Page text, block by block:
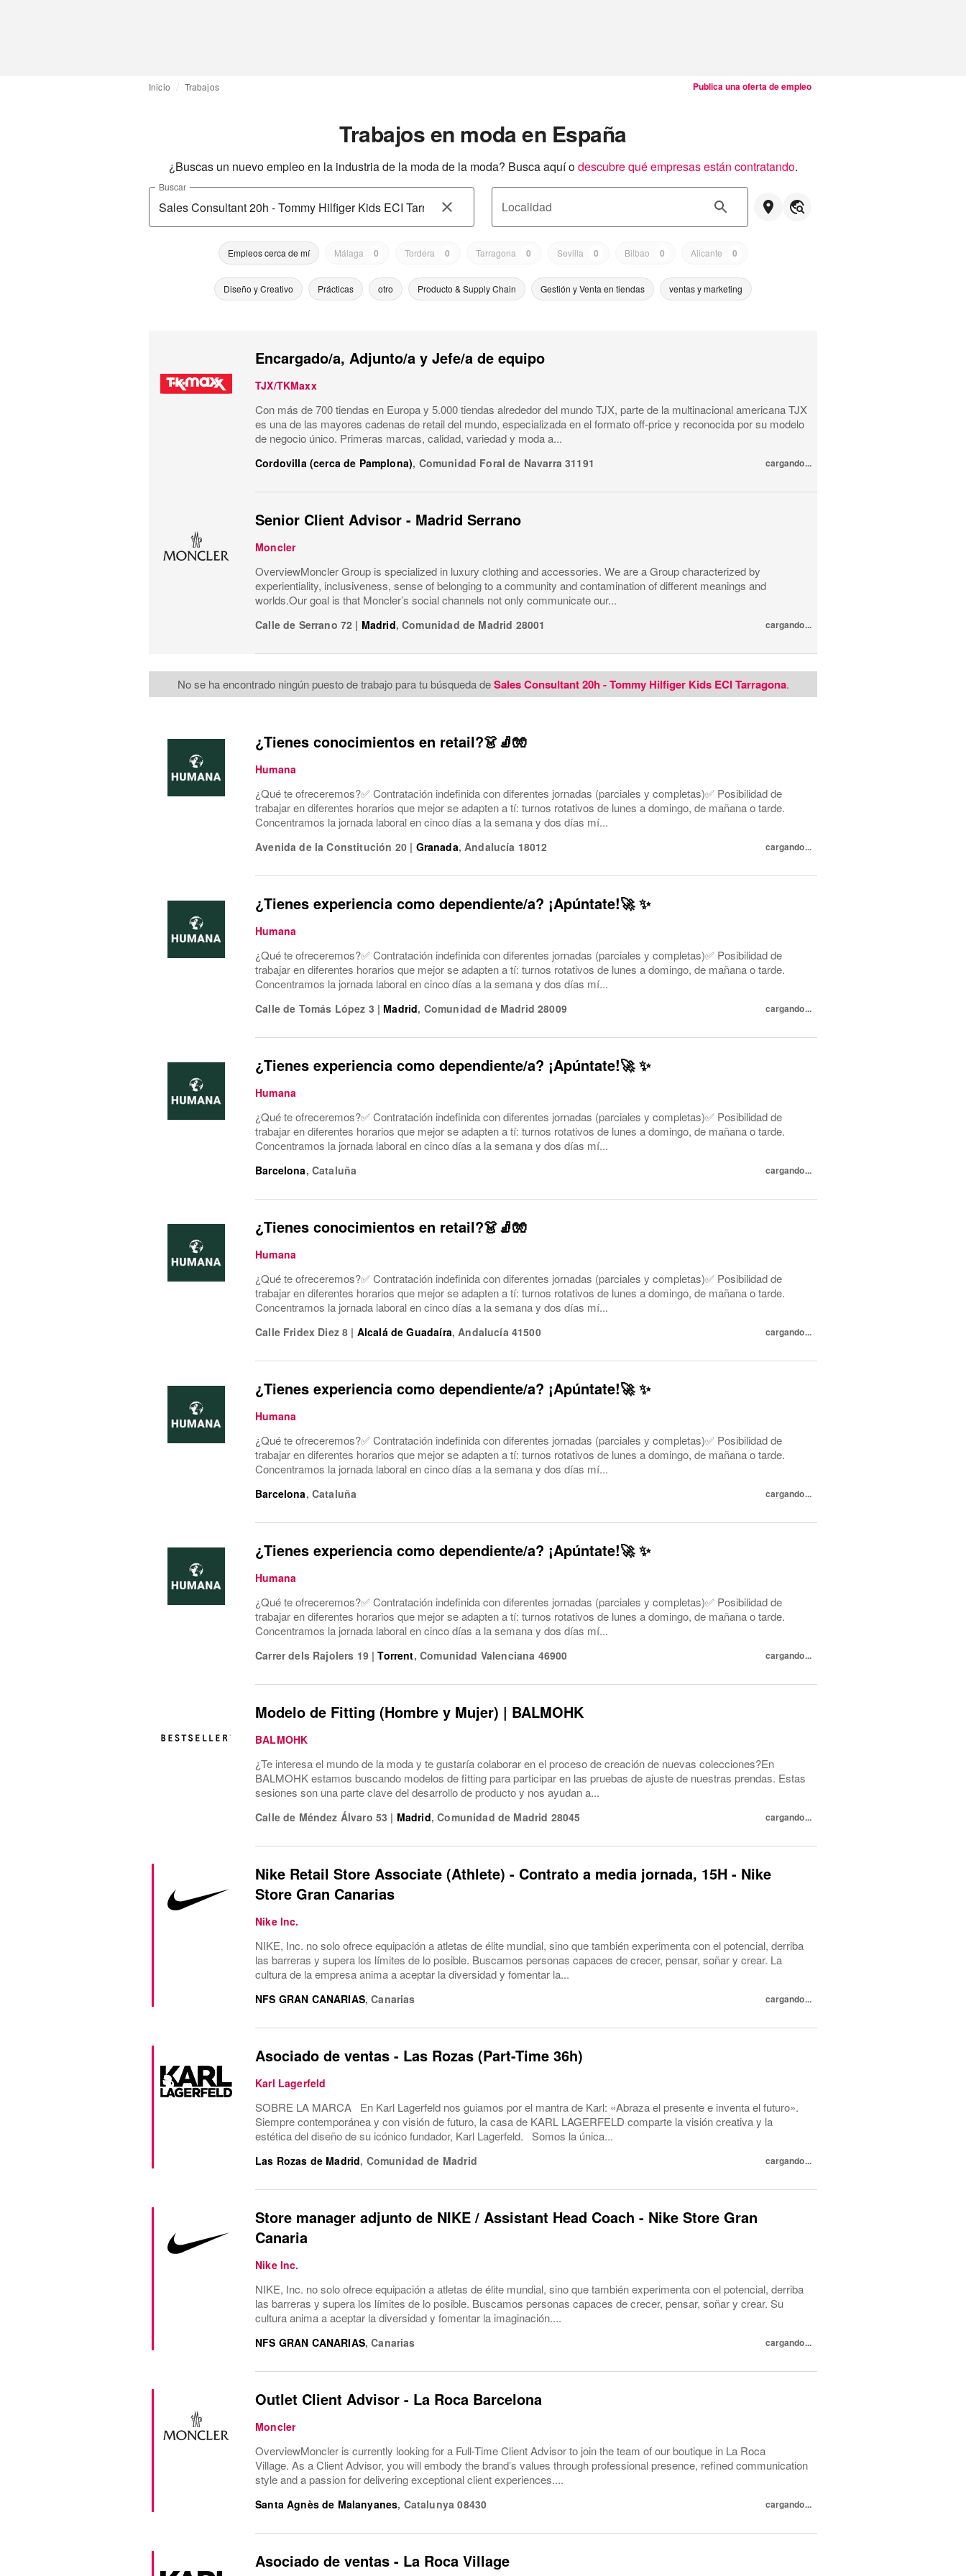
Inicio Trabajos Publica una oferta de empleo
Trabajos en moda en España
¿Buscas un nuevo empleo en la industria de la moda de la moda? Busca aquí odescubre qué empresas están contratando.
Buscar
Localidad
Empleos cerca de mí Málaga 0 Tordera 0 Tarragona 0 Sevilla 0 Bilbao 0 Alicante 0
Diseño y Creativo Prácticas otro Producto & Supply Chain Gestión y Venta en tiendas ventas y marketing
Encargado/a, Adjunto/a y Jefe/a de equipo
TJX/TKMaxx
Con más de 700 tiendas en Europa y 5.000 tiendas alrededor del mundo TJX, parte de la multinacional americana TJX
es una de las mayores cadenas de retail del mundo, especializada en el formato off-price y reconocida por su modelo
de negocio único. Primeras marcas, calidad, variedad y moda a...
Cordovilla (cerca de Pamplona), Comunidad Foral de Navarra 31191 cargando...
Senior Client Advisor - Madrid Serrano
Moncler
OverviewMoncler Group is specialized in luxury clothing and accessories. We are a Group characterized by
experientiality, inclusiveness, sense of belonging to a community and contamination of different meanings and
worlds.Our goal is that Moncler’s social channels not only communicate our...
Calle de Serrano 72 | Madrid,Comunidad de Madrid 28001 cargando...
No se ha encontrado ningún puesto de trabajo para tu búsqueda deSales Consultant 20h - Tommy Hilfiger Kids ECI Tarragona.
¿Tienes conocimientos en retail?👗🧦🧤
Humana
¿Qué te ofreceremos?✅ Contratación indefinida con diferentes jornadas (parciales y completas)✅ Posibilidad de
trabajar en diferentes horarios que mejor se adapten a tí: turnos rotativos de lunes a domingo, de mañana o tarde.
Concentramos la jornada laboral en cinco días a la semana y dos días mí...
Avenida de la Constitución 20 | Granada,Andalucía 18012 cargando...
¿Tienes experiencia como dependiente/a? ¡Apúntate!🚀 ✨
Humana
¿Qué te ofreceremos?✅ Contratación indefinida con diferentes jornadas (parciales y completas)✅ Posibilidad de
trabajar en diferentes horarios que mejor se adapten a tí: turnos rotativos de lunes a domingo, de mañana o tarde.
Concentramos la jornada laboral en cinco días a la semana y dos días mí...
Calle de Tomás López 3 | Madrid, Comunidad de Madrid 28009 cargando...
¿Tienes experiencia como dependiente/a? ¡Apúntate!🚀 ✨
Humana
¿Qué te ofreceremos?✅ Contratación indefinida con diferentes jornadas (parciales y completas)✅ Posibilidad de
trabajar en diferentes horarios que mejor se adapten a tí: turnos rotativos de lunes a domingo, de mañana o tarde.
Concentramos la jornada laboral en cinco días a la semana y dos días mí...
Barcelona, Cataluña cargando...
¿Tienes conocimientos en retail?👗🧦🧤
Humana
¿Qué te ofreceremos?✅ Contratación indefinida con diferentes jornadas (parciales y completas)✅ Posibilidad de
trabajar en diferentes horarios que mejor se adapten a tí: turnos rotativos de lunes a domingo, de mañana o tarde.
Concentramos la jornada laboral en cinco días a la semana y dos días mí...
Calle Fridex Diez 8 | Alcalá de Guadaíra,Andalucía 41500 cargando...
¿Tienes experiencia como dependiente/a? ¡Apúntate!🚀 ✨
Humana
¿Qué te ofreceremos?✅ Contratación indefinida con diferentes jornadas (parciales y completas)✅ Posibilidad de
trabajar en diferentes horarios que mejor se adapten a tí: turnos rotativos de lunes a domingo, de mañana o tarde.
Concentramos la jornada laboral en cinco días a la semana y dos días mí...
Barcelona, Cataluña cargando...
¿Tienes experiencia como dependiente/a? ¡Apúntate!🚀 ✨
Humana
¿Qué te ofreceremos?✅ Contratación indefinida con diferentes jornadas (parciales y completas)✅ Posibilidad de
trabajar en diferentes horarios que mejor se adapten a tí: turnos rotativos de lunes a domingo, de mañana o tarde.
Concentramos la jornada laboral en cinco días a la semana y dos días mí...
Carrer dels Rajolers 19 | Torrent,Comunidad Valenciana 46900 cargando...
Modelo de Fitting (Hombre y Mujer) | BALMOHK
BALMOHK
¿Te interesa el mundo de la moda y te gustaría colaborar en el proceso de creación de nuevas colecciones?En
BALMOHK estamos buscando modelos de fitting para participar en las pruebas de ajuste de nuestras prendas. Estas
sesiones son una parte clave del desarrollo de producto y nos ayudan a...
Calle de Méndez Álvaro 53 | Madrid,Comunidad de Madrid 28045 cargando...
Nike Retail Store Associate (Athlete) - Contrato a media jornada, 15H - Nike
Store Gran Canarias
Nike Inc.
NIKE, Inc. no solo ofrece equipación a atletas de élite mundial, sino que también experimenta con el potencial, derriba
las barreras y supera los límites de lo posible. Buscamos personas capaces de crecer, pensar, soñar y crear. La
cultura de la empresa anima a aceptar la diversidad y fomentar la...
NFS GRAN CANARIAS,Canarias cargando...
Asociado de ventas - Las Rozas (Part-Time 36h)
Karl Lagerfeld
SOBRE LA MARCA En Karl Lagerfeld nos guiamos por el mantra de Karl: «Abraza el presente e inventa el futuro».
Siempre contemporánea y con visión de futuro, la casa de KARL LAGERFELD comparte la visión creativa y la
estética del diseño de su icónico fundador, Karl Lagerfeld. Somos la única...
Las Rozas de Madrid, Comunidad de Madrid cargando...
Store manager adjunto de NIKE / Assistant Head Coach - Nike Store Gran
Canaria
Nike Inc.
NIKE, Inc. no solo ofrece equipación a atletas de élite mundial, sino que también experimenta con el potencial, derriba
las barreras y supera los límites de lo posible. Buscamos personas capaces de crecer, pensar, soñar y crear. Su
cultura anima a aceptar la diversidad y fomentar la imaginación....
NFS GRAN CANARIAS,Canarias cargando...
Outlet Client Advisor - La Roca Barcelona
Moncler
OverviewMoncler is currently looking for a Full-Time Client Advisor to join the team of our boutique in La Roca
Village. As a Client Advisor, you will embody the brand’s values through professional presence, refined communication
style and a passion for delivering exceptional client experiences....
Santa Agnès de Malanyanes, Catalunya 08430 cargando...
Asociado de ventas - La Roca Village